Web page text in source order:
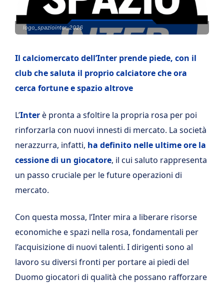
logo_spaziointer_2026
Il calciomercato dell’Inter prende piede, con il
club che saluta il proprio calciatore che ora
cerca fortune e spazio altrove
L’Interè pronta a sfoltire la propria rosa per poi
rinforzarla con nuovi innesti di mercato. La società
nerazzurra, infatti, ha definito nelle ultime ore la
cessione di un giocatore, il cui saluto rappresenta
un passo cruciale per le future operazioni di
mercato.
Con questa mossa, l’Inter mira a liberare risorse
economiche e spazi nella rosa, fondamentali per
l’acquisizione di nuovi talenti. I dirigenti sono al
lavoro su diversi fronti per portare ai piedi del
Duomo giocatori di qualità che possano rafforzare